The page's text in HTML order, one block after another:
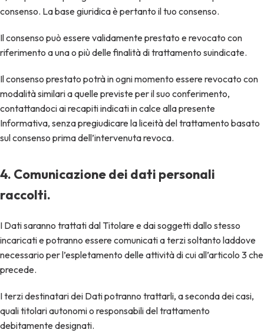
consenso. La base giuridica è pertanto il tuo consenso.
Il consenso può essere validamente prestato e revocato con
riferimento a una o più delle finalità di trattamento suindicate.
Il consenso prestato potrà in ogni momento essere revocato con
modalità similari a quelle previste per il suo conferimento,
contattandoci ai recapiti indicati in calce alla presente
Informativa, senza pregiudicare la liceità del trattamento basato
sul consenso prima dell’intervenuta revoca.
4. Comunicazione dei dati personali
raccolti.
I Dati saranno trattati dal Titolare e dai soggetti dallo stesso
incaricati e potranno essere comunicati a terzi soltanto laddove
necessario per l’espletamento delle attività di cui all’articolo 3 che
precede.
I terzi destinatari dei Dati potranno trattarli, a seconda dei casi,
quali titolari autonomi o responsabili del trattamento
debitamente designati.